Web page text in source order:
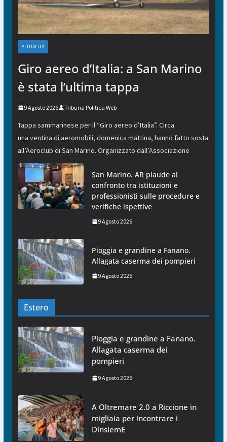
ATTUALITÀ
Giro aereo d’Italia: a San Marino
è stata l’ultima tappa
9 Agosto 2026 Tribuna Politica Web
Tappa sammarinese per il “Giro aereo d’Italia”. Circa
una ventina di aeromobili, domenica mattina, hanno fatto sosta
all’Aeroclub di San Marino. Organizzato dall’Associazione
San Marino. AR plaude al
confronto tra istituzioni e
professionisti sulle procedure e
verifiche ispettive
9 Agosto 2026
Pioggia e grandine a Fanano.
Allagata caserma dei pompieri
9 Agosto 2026
Estero
Pioggia e grandine a Fanano.
Allagata caserma dei
pompieri
9 Agosto 2026
A Oltremare 2.0 a Riccione in
migliaia per incontrare i
DinsiemE